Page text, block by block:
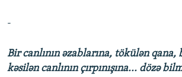
-
Bir canlının əzablarına, tökülən qana,
kəsilən canlının çırpınışına... dözə